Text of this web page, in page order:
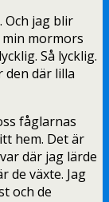
Och jag blir
mormors
Så lycklig.
den där lilla
fåglarnas
hem. Det är
där jag lärde
de växte. Jag
och de